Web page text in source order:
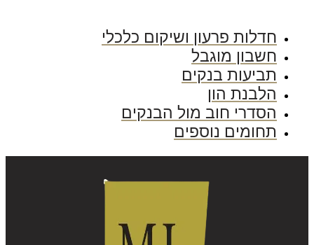
חדלות פרעון ושיקום כלכלי
חשבון מוגבל
תביעות בנקים
הלבנת הון
הסדרי חוב מול הבנקים
תחומים נוספים